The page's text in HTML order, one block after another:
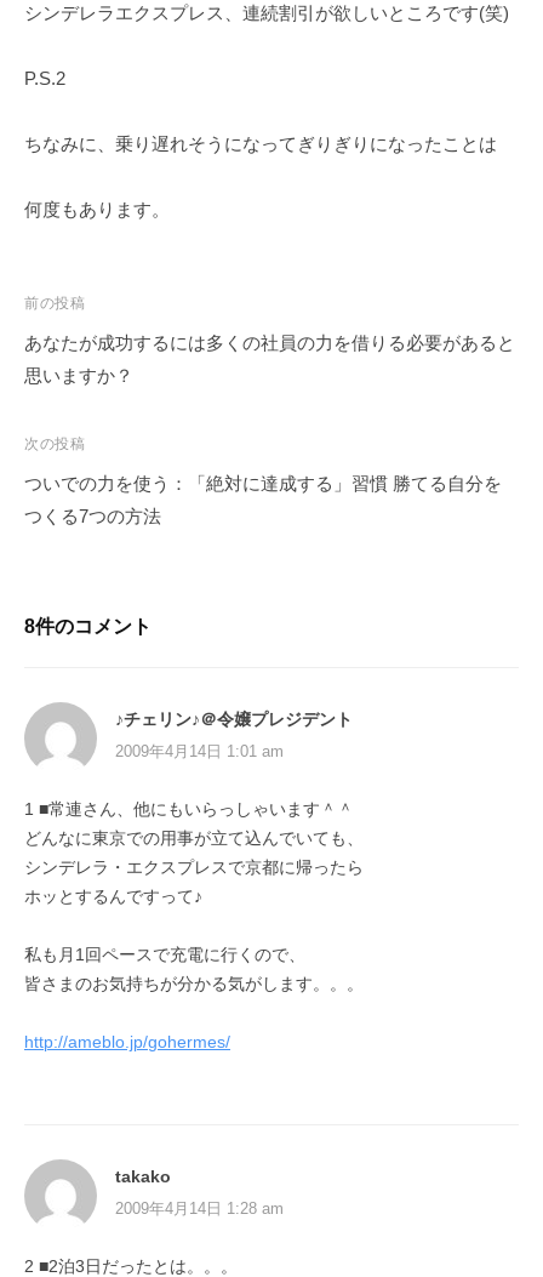
シンデレラエクスプレス、連続割引が欲しいところです(笑)
P.S.2
ちなみに、乗り遅れそうになってぎりぎりになったことは
何度もあります。
前の投稿
あなたが成功するには多くの社員の力を借りる必要があると
思いますか？
次の投稿
ついでの力を使う：「絶対に達成する」習慣 勝てる自分を
つくる7つの方法
8件のコメント
♪チェリン♪＠令嬢プレジデント
2009年4月14日 1:01 am
1 ■常連さん、他にもいらっしゃいます＾＾
どんなに東京での用事が立て込んでいても、
シンデレラ・エクスプレスで京都に帰ったら
ホッとするんですって♪
私も月1回ペースで充電に行くので、
皆さまのお気持ちが分かる気がします。。。
http://ameblo.jp/gohermes/
takako
2009年4月14日 1:28 am
2 ■2泊3日だったとは。。。